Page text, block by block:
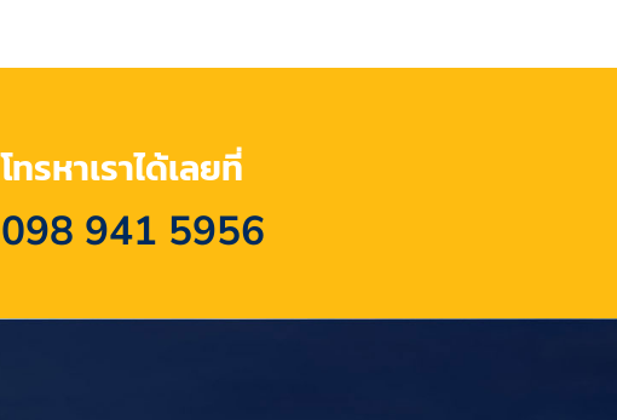
โทรหาเราได้เลยที่
098 941 5956